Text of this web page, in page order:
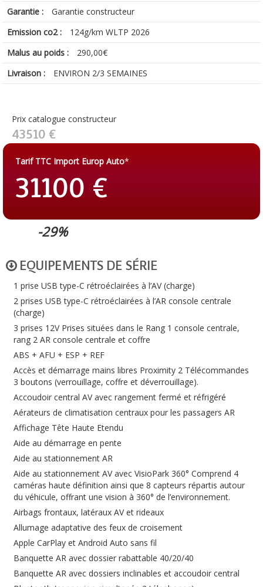
Garantie :
Garantie constructeur
Emission co2 :
124g/km WLTP 2026
Malus au poids :
290,00€
Livraison :
ENVIRON 2/3 SEMAINES
Prix catalogue constructeur
43510 €
Tarif TTC Import Europ Auto*
31100 €
-29%
EQUIPEMENTS DE SÉRIE
1 prise USB type-C rétroéclairées à l’AV (charge)
2 prises USB type-C rétroéclairées à l’AR console centrale
(charge)
3 prises 12V Prises situées dans le Rang 1 console centrale,
rang 2 AR console centrale et coffre
ABS + AFU + ESP + REF
Accès et démarrage mains libres Proximity 2 Télécommandes
3 boutons (verrouillage, coffre et déverrouillage).
Accoudoir central AV avec rangement fermé et réfrigéré
Aérateurs de climatisation centraux pour les passagers AR
Affichage Tête Haute Etendu
Aide au démarrage en pente
Aide au stationnement AR
Aide au stationnement AV avec VisioPark 360° Comprend 4
caméras haute définition ainsi que 8 capteurs répartis autour
du véhicule, offrant une vision à 360° de l’environnement.
Airbags frontaux, latéraux AV et rideaux
Allumage adaptative des feux de croisement
Apple CarPlay et Android Auto sans fil
Banquette AR avec dossier rabattable 40/20/40
Banquette AR avec dossiers inclinables et accoudoir central